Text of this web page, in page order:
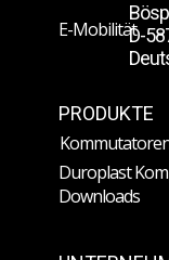
PRODUKTE
D-
Duroplast
E-Mobilität
Downloads